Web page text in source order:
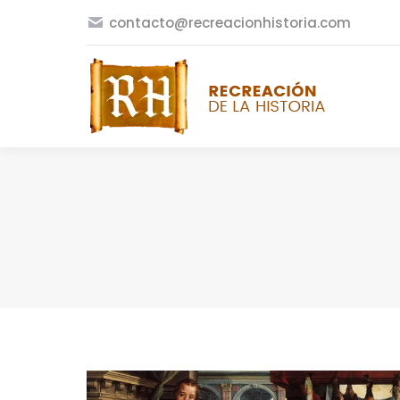
contacto@recreacionhistoria.com